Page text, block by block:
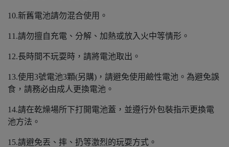
10.新舊電池請勿混合使用。
11.請勿擅自充電、分解、加熱或放入火中等情形。
12.長時間不玩耍時，請將電池取出。
13.使用3號電池3顆(另購)，請避免使用鹼性電池。為避免誤
食，請務必由成人更換電池。
14.請在乾燥場所下打開電池蓋，並遵行外包裝指示更換電
池方法。
15.請避免丟、摔、扔等激烈的玩耍方式。